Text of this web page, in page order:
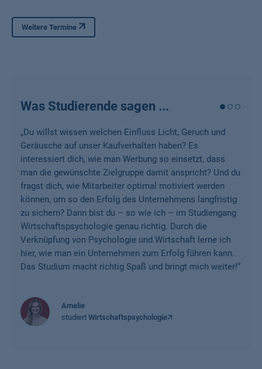
Weniger anzeigen
Weitere Termine
Amelie
studiert Wirtschaftspsychologie
Was Studierende sagen ...
„Du willst wissen welchen Einfluss Licht, Geruch und
Geräusche auf unser Kaufverhalten haben? Es
interessiert dich, wie man Werbung so einsetzt, dass
man die gewünschte Zielgruppe damit anspricht? Und du
fragst dich, wie Mitarbeiter optimal motiviert werden
können, um so den Erfolg des Unternehmens langfristig
zu sichern? Dann bist du – so wie ich – im Studiengang
Wirtschaftspsychologie genau richtig. Durch die
Verknüpfung von Psychologie und Wirtschaft lerne ich
hier, wie man ein Unternehmen zum Erfolg führen kann.
Das Studium macht richtig Spaß und bringt mich weiter!“